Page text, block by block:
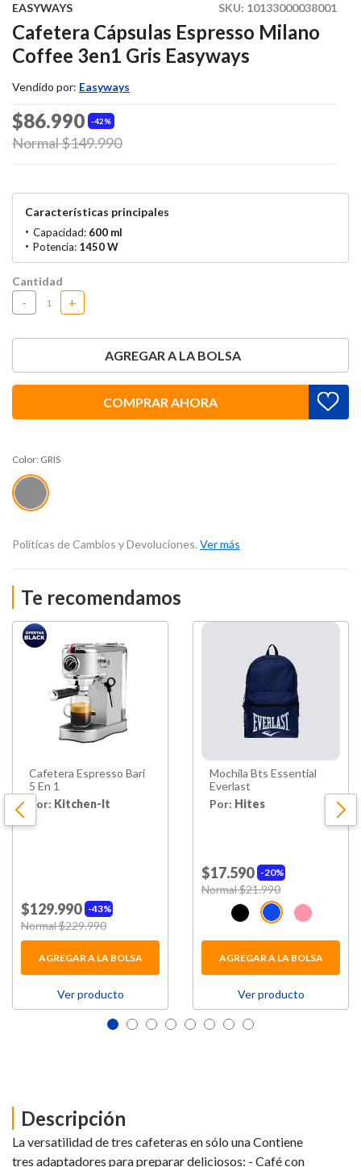
SKU: 10133000038001
EASYWAYS
Cafetera Cápsulas Espresso Milano
Coffee 3en1 Gris Easyways
Vendido por: Easyways
42%
$86.990
Price reduced from
Normal $149.990to
Características principales
Capacidad: 600 ml
Potencia: 1450 W
Cantidad
- +
AGREGAR A LA BOLSA
COMPRAR AHORA
Color: GRIS
Políticas de Cambios y Devoluciones. Ver más
Te recomendamos
Cafetera Espresso Bari
5 En 1
Por: Kitchen-It
43%
$129.990
Price reduced from
Normal $229.990
AGREGAR A LA BOLSA
Ver producto
Mochila Bts Essential
Everlast
Por: Hites
20%
$17.590
Price reduced from
Normal $21.990
AGREGAR A LA BOLSA
Ver producto
Descripción
La versatilidad de tres cafeteras en sólo una Contiene
tres adaptadores para preparar deliciosos: - Café con